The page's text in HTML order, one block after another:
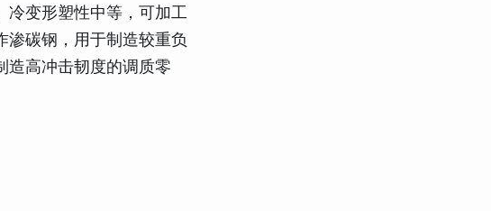
变形塑性中等，可加工
碳钢，用于制造较重负
造高冲击韧度的调质零